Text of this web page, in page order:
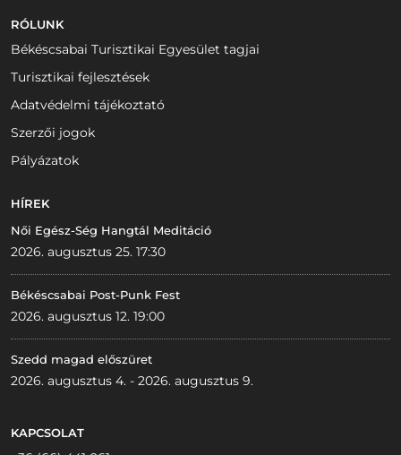
RÓLUNK
Békéscsabai Turisztikai Egyesület tagjai
Turisztikai fejlesztések
Adatvédelmi tájékoztató
Szerzői jogok
Pályázatok
HÍREK
Női Egész-Ség Hangtál Meditáció
2026. augusztus 25. 17:30
Békéscsabai Post-Punk Fest
2026. augusztus 12. 19:00
Szedd magad előszüret
2026. augusztus 4. - 2026. augusztus 9.
KAPCSOLAT